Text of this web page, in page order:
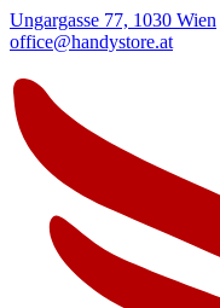
Ungargasse 77, 1030 Wien
office@handystore.at